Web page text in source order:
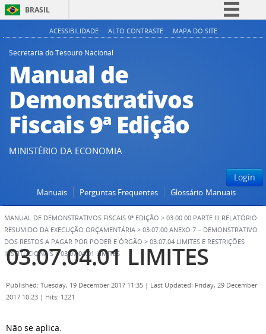
BRASIL
Simplifique!
Legislação
Canais
ACESSIBILIDADE ALTO CONTRASTE MAPA DO SITE
Secretaria do Tesouro Nacional
Manual de
Demonstrativos
Fiscais 9ª Edição
MINISTÉRIO DA ECONOMIA
Login
Manuais Perguntas Frequentes Glossário Manuais
MANUAL DE DEMONSTRATIVOS FISCAIS 9ª EDIÇÃO > 03.00.00 PARTE III RELATÓRIO
RESUMIDO DA EXECUÇÃO ORÇAMENTÁRIA > 03.07.00 ANEXO 7 – DEMONSTRATIVO
DOS RESTOS A PAGAR POR PODER E ÓRGÃO > 03.07.04 LIMITES E RESTRIÇÕES
INSTITUCIONAIS >03.07.04.01 LIMITES
03.07.04.01 LIMITES
Published: Tuesday, 19 December 2017 11:35 | Last Updated: Friday, 29 December
2017 10:23 | Hits: 1221
Não se aplica.